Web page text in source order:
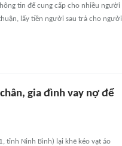
tin để cung cấp cho nhiều người
lấy tiền người sau trả cho người
gia đình vay nợ để
tỉnh Ninh Bình) lại khẽ kéo vạt áo